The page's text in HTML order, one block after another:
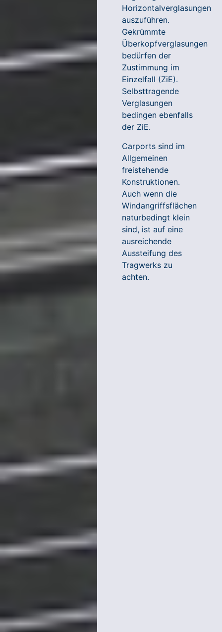
Horizontalverglasungen
auszuführen.
Gekrümmte
Überkopfverglasungen
bedürfen der
Zustimmung im
Einzelfall (ZiE).
Selbsttragende
Verglasungen
bedingen ebenfalls
der ZiE.
Carports sind im
Allgemeinen
freistehende
Konstruktionen.
Auch wenn die
Windangriffsflächen
naturbedingt klein
sind, ist auf eine
ausreichende
Aussteifung des
Tragwerks zu
achten.